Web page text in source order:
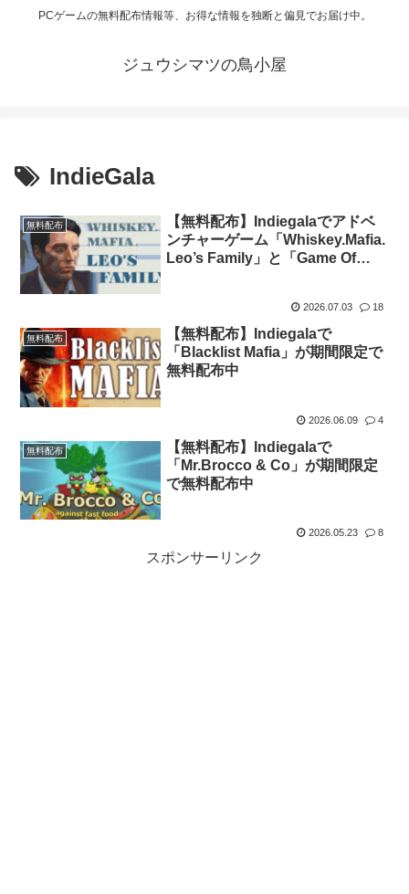
PCゲームの無料配布情報等、お得な情報を独断と偏見でお届け中。
ジュウシマツの鳥小屋
IndieGala
無料配布
【無料配布】Indiegalaでアドベ
ンチャーゲーム「Whiskey.Mafia.
Leo’s Family」と「Game Of
2026.07.03 18
無料配布
【無料配布】Indiegalaで
「Blacklist Mafia」が期間限定で
無料配布中
2026.06.09 4
無料配布
【無料配布】Indiegalaで
「Mr.Brocco & Co」が期間限定
で無料配布中
2026.05.23 8
スポンサーリンク